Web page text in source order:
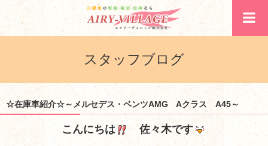
スタッフブログ
☆在庫車紹介☆～メルセデス・ベンツAMG Aクラス A45～
こんにちは 佐々木です